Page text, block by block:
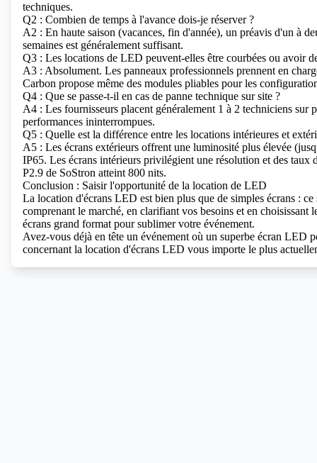
techniques.
Q2 : Combien de temps à l'avance dois-je réserver ?
A2 : En haute saison (vacances, fin d'année), un préavis d'un à
semaines est généralement suffisant.
Q3 : Les locations de LED peuvent-elles être courbées ou avoir
A3 : Absolument. Les panneaux professionnels prennent en
Carbon propose même des modules pliables pour les
Q4 : Que se passe-t-il en cas de panne technique sur site ?
A4 : Les fournisseurs placent généralement 1 à 2 techniciens sur
performances ininterrompues.
Q5 : Quelle est la différence entre les locations intérieures et
A5 : Les écrans extérieurs offrent une luminosité plus élevée
IP65. Les écrans intérieurs privilégient une résolution et des
P2.9 de SoStron atteint 800 nits.
Conclusion : Saisir l'opportunité de la location de LED
La location d'écrans LED est bien plus que de simples écrans :
comprenant le marché, en clarifiant vos besoins et en
écrans grand format pour sublimer votre événement.
Avez-vous déjà en tête un événement où un superbe écran LED
concernant la location d'écrans LED vous importe le plus